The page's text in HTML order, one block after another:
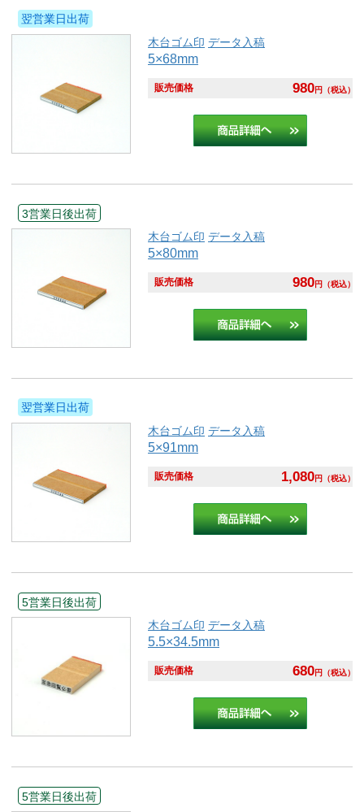
翌営業日出荷
木台ゴム印 データ入稿
5×68mm
販売価格 980円 （税込）
3営業日後出荷
木台ゴム印 データ入稿
5×80mm
販売価格 980円 （税込）
翌営業日出荷
木台ゴム印 データ入稿
5×91mm
販売価格 1,080円 （税込）
5営業日後出荷
木台ゴム印 データ入稿
5.5×34.5mm
販売価格 680円 （税込）
5営業日後出荷